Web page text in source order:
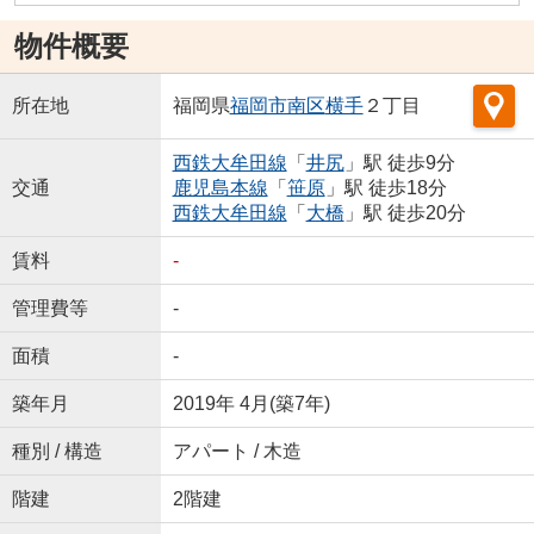
物件概要
所在地 福岡県福岡市南区横手２丁目
交通
西鉄大牟田線 「 井尻」駅 徒歩9分
鹿児島本線 「 笹原」駅 徒歩18分
西鉄大牟田線 「 大橋 」駅 徒歩20分
賃料 -
管理費等 -
面積 -
築年月 2019年 4月(築7年)
種別 / 構造 アパート / 木造
階建 2階建